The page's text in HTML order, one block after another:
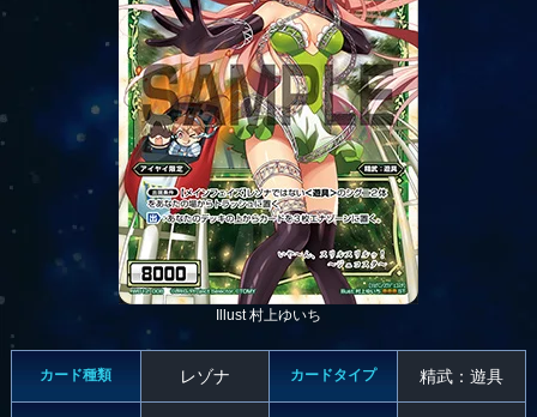
Illust 村上ゆいち
カード種類 レゾナ カードタイプ 精武：遊具